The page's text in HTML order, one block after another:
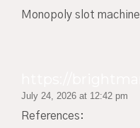
Monopoly slot machine
July 24, 2026 at 12:42 pm
References: